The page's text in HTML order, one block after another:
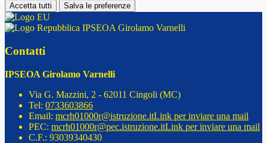
Accetta tutti Salva le preferenze
IPSEOA Girolamo Varnelli
Contatti
IPSEOA Girolamo Varnelli
Via G. Mazzini, 2 - 62011 Cingoli (MC)
Tel: 0733603866
Email: mcrh01000r@istruzione.itLink per inviare una mail
PEC: mcrh01000r@pec.istruzione.itLink per inviare una mail
C.F.: 93039340430